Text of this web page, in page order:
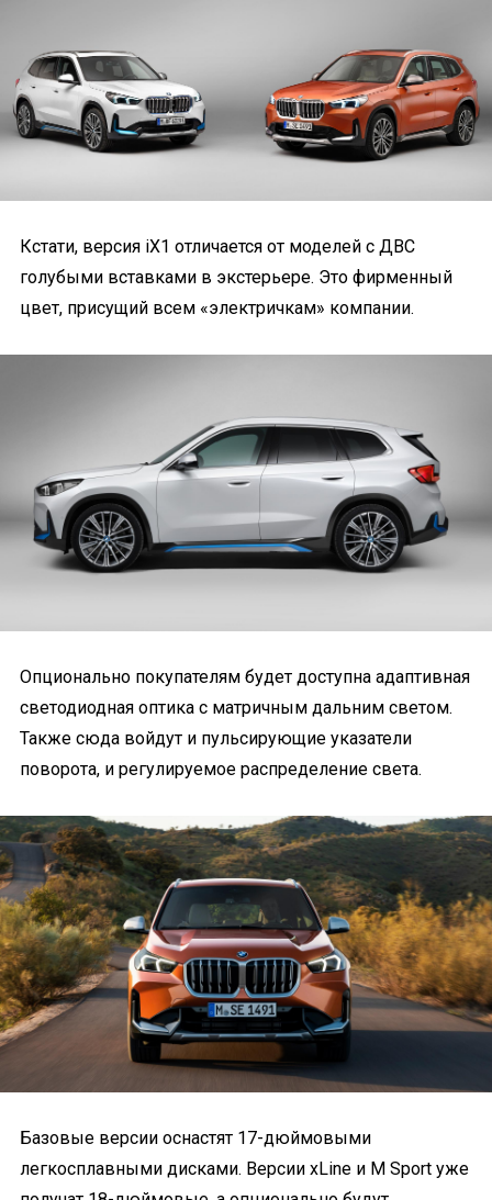
Кстати, версия iX1 отличается от моделей с ДВС
голубыми вставками в экстерьере. Это фирменный
цвет, присущий всем «электричкам» компании.
Опционально покупателям будет доступна адаптивная
светодиодная оптика с матричным дальним светом.
Также сюда войдут и пульсирующие указатели
поворота, и регулируемое распределение света.
Базовые версии оснастят 17-дюймовыми
легкосплавными дисками. Версии xLine и M Sport уже